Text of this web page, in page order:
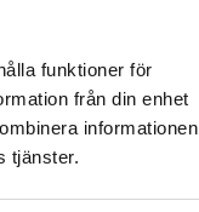
funktioner för
från din enhet
informationen
tjänster.